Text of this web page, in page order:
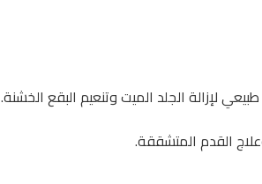
لإزالة الجلد الميت وتنعيم البقع الخشنة.
القدم المتشققة.